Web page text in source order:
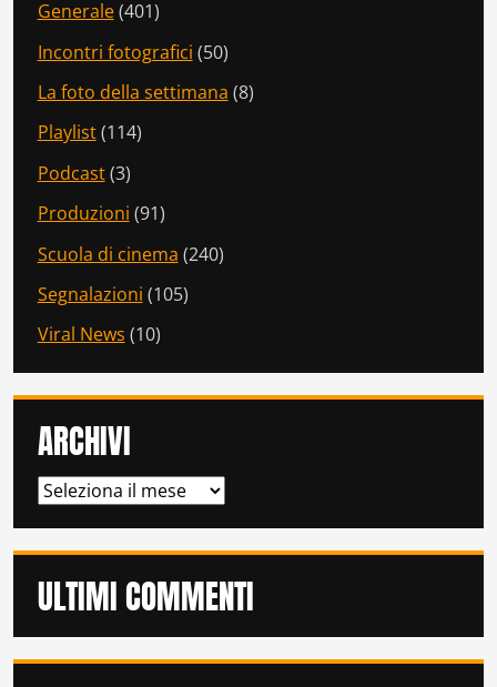
Generale(401)
Incontri fotografici (50)
La foto della settimana (8)
Playlist(114)
Podcast(3)
Produzioni (91)
Scuola di cinema (240)
Segnalazioni (105)
Viral News (10)
ARCHIVI
ARCHIVI
ULTIMI COMMENTI